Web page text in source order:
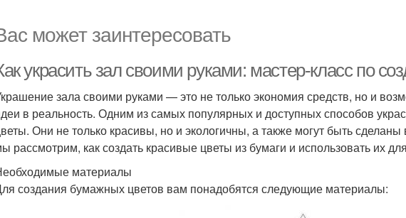
может заинтересовать
украсить зал своими руками: мастер-класс по
зала своими руками — это не только экономия средств, но и
в реальность. Одним из самых популярных и доступных способов
Они не только красивы, но и экологичны, а также могут быть
рассмотрим, как создать красивые цветы из бумаги и использовать их
материалы
создания бумажных цветов вам понадобятся следующие материалы: